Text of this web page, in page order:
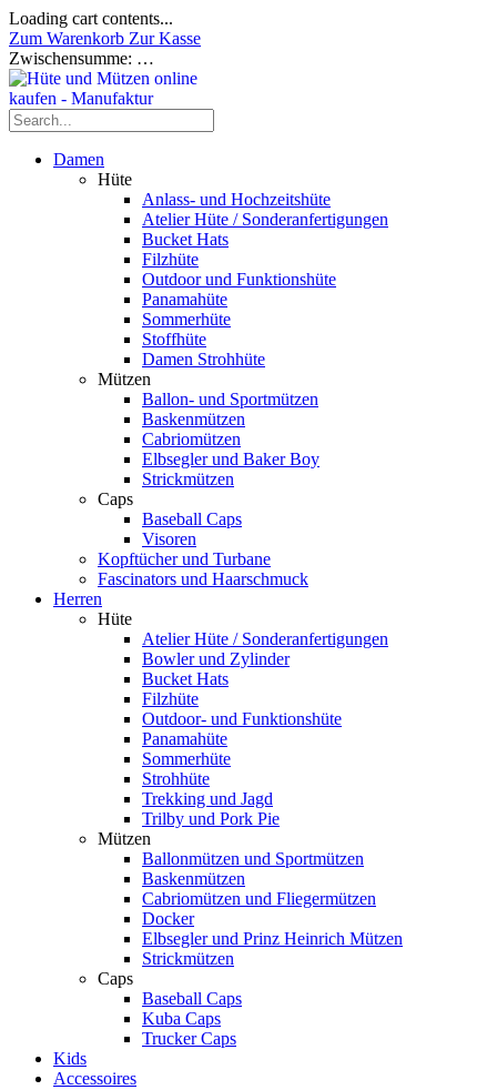
Loading cart contents...
Zum Warenkorb Zur Kasse
Zwischensumme: …
Damen
Hüte
Anlass- und Hochzeitshüte
Atelier Hüte / Sonderanfertigungen
Bucket Hats
Filzhüte
Outdoor und Funktionshüte
Panamahüte
Sommerhüte
Stoffhüte
Damen Strohhüte
Mützen
Ballon- und Sportmützen
Baskenmützen
Cabriomützen
Elbsegler und Baker Boy
Strickmützen
Caps
Baseball Caps
Visoren
Kopftücher und Turbane
Fascinators und Haarschmuck
Herren
Hüte
Atelier Hüte / Sonderanfertigungen
Bowler und Zylinder
Bucket Hats
Filzhüte
Outdoor- und Funktionshüte
Panamahüte
Sommerhüte
Strohhüte
Trekking und Jagd
Trilby und Pork Pie
Mützen
Ballonmützen und Sportmützen
Baskenmützen
Cabriomützen und Fliegermützen
Docker
Elbsegler und Prinz Heinrich Mützen
Strickmützen
Caps
Baseball Caps
Kuba Caps
Trucker Caps
Kids
Accessoires